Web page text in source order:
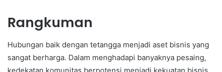
Rangkuman
Hubungan baik dengan tetangga menjadi aset bisnis yang
sangat berharga. Dalam menghadapi banyaknya pesaing,
kedekatan komunitas berpotensi menjadi kekuatan bisnis